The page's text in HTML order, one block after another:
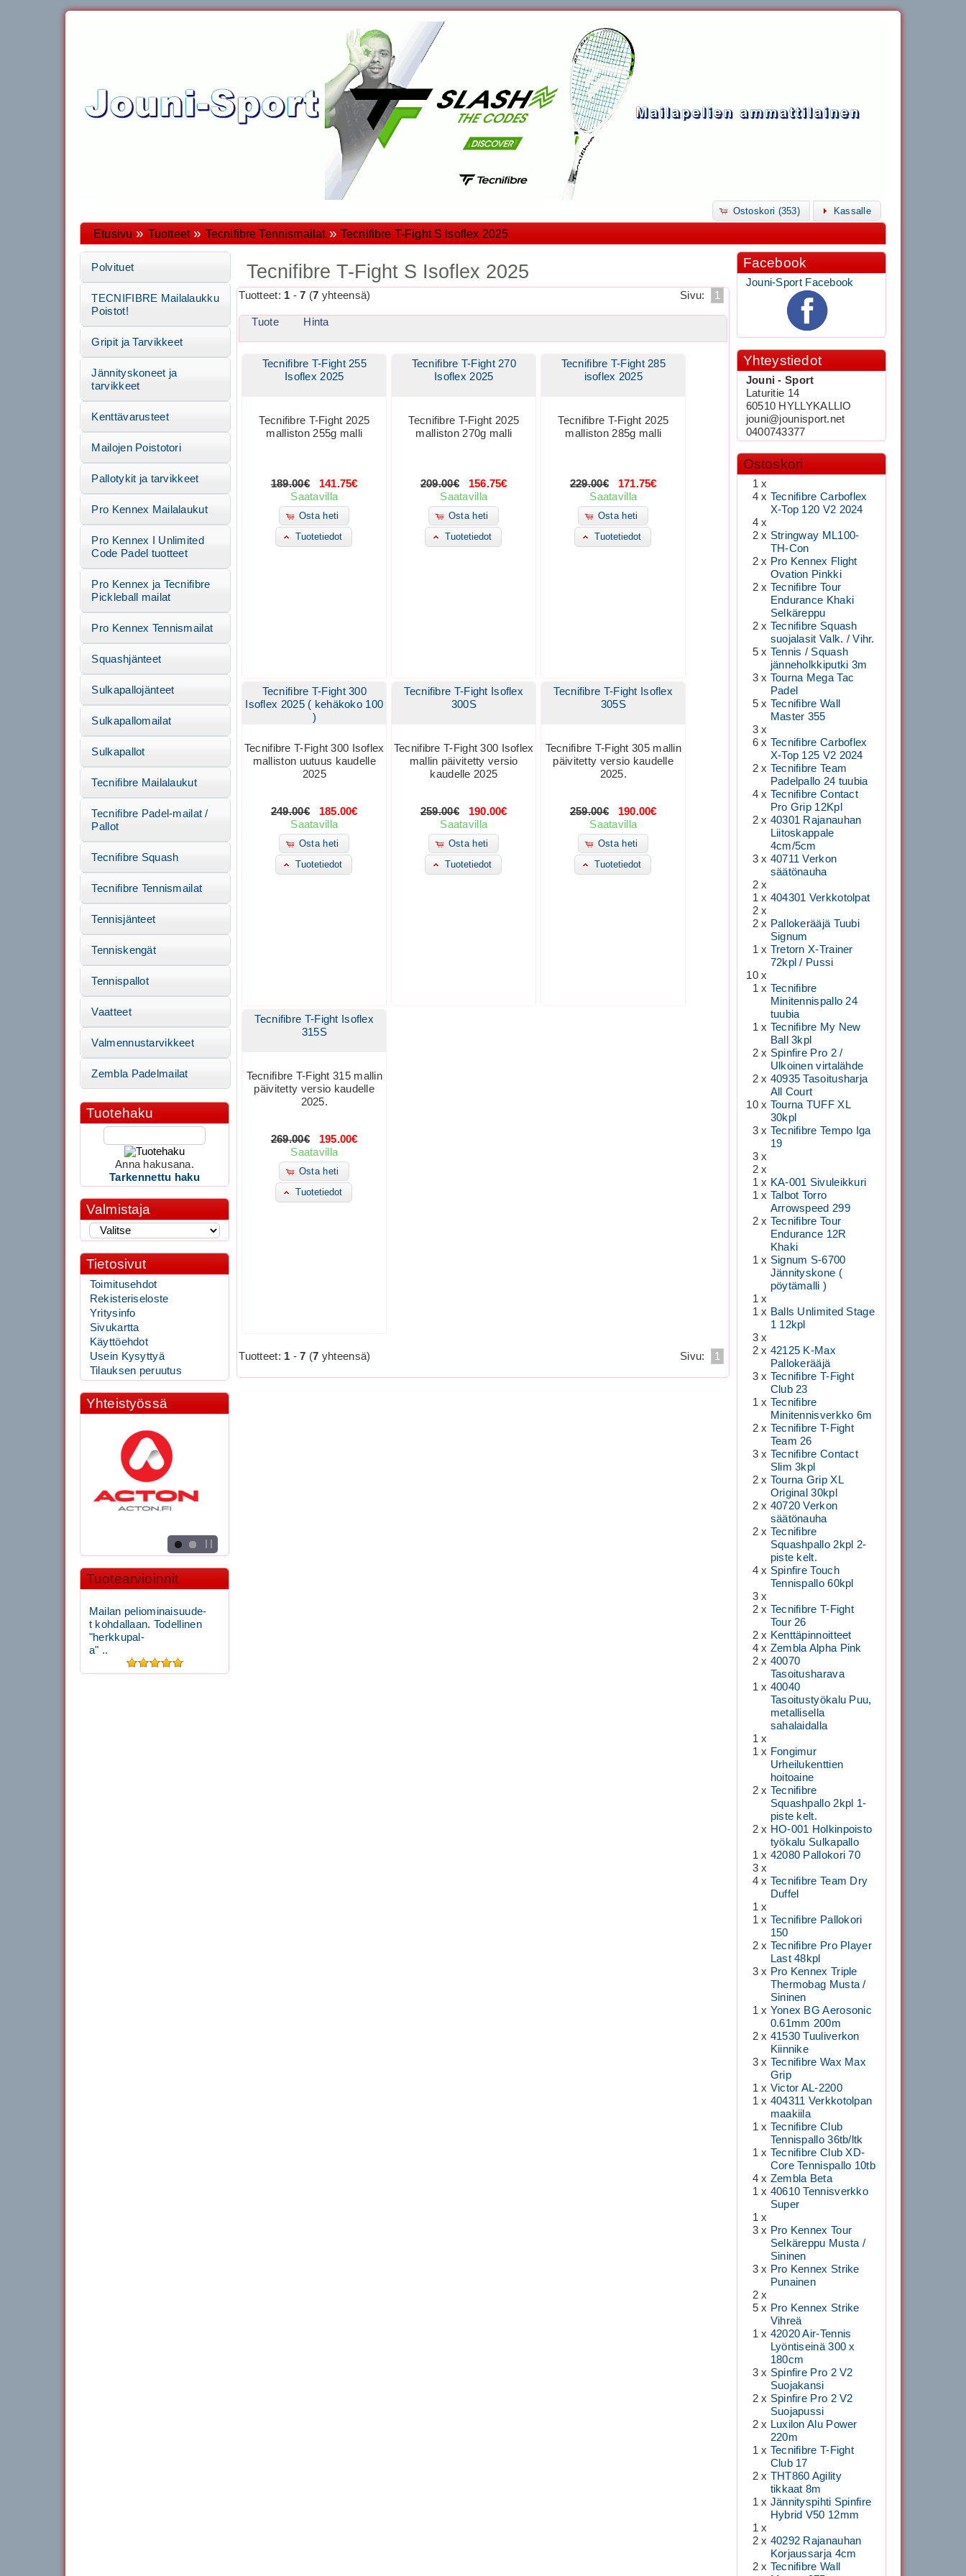
Ostoskori (353) Kassalle
Etusivu » Tuotteet» Tecnifibre Tennismailat» Tecnifibre T-Fight S Isoflex 2025
Tecnifibre T-Fight S Isoflex 2025
Sivu: 1
Tuotteet: 1 -7 (7 yhteensä)
Tuote Hinta
Tecnifibre T-Fight 255
Isoflex 2025
Tecnifibre T-Fight 2025
malliston 255g malli
189.00€
141.75€
Saatavilla
Osta heti
Tuotetiedot
Tecnifibre T-Fight 270
Isoflex 2025
Tecnifibre T-Fight 2025
malliston 270g malli
209.00€
156.75€
Saatavilla
Osta heti
Tuotetiedot
Tecnifibre T-Fight 285
isoflex 2025
Tecnifibre T-Fight 2025
malliston 285g malli
229.00€
171.75€
Saatavilla
Osta heti
Tuotetiedot
Tecnifibre T-Fight 300
Isoflex 2025 ( kehäkoko 100
)
Tecnifibre T-Fight 300 Isoflex
malliston uutuus kaudelle
2025
249.00€
185.00€
Saatavilla
Osta heti
Tuotetiedot
Tecnifibre T-Fight Isoflex
300S
Tecnifibre T-Fight 300 Isoflex
mallin päivitetty versio
kaudelle 2025
259.00€
190.00€
Saatavilla
Osta heti
Tuotetiedot
Tecnifibre T-Fight Isoflex
305S
Tecnifibre T-Fight 305 mallin
päivitetty versio kaudelle
2025.
259.00€
190.00€
Saatavilla
Osta heti
Tuotetiedot
Tecnifibre T-Fight Isoflex
315S
Tecnifibre T-Fight 315 mallin
päivitetty versio kaudelle
2025.
269.00€
195.00€
Saatavilla
Osta heti
Tuotetiedot
Sivu: 1
Tuotteet: 1 -7 (7 yhteensä)
Polvituet
TECNIFIBRE Mailalaukku
Poistot!
Gripit ja Tarvikkeet
Jännityskoneet ja
tarvikkeet
Kenttävarusteet
Mailojen Poistotori
Pallotykit ja tarvikkeet
Pro Kennex Mailalaukut
Pro Kennex I Unlimited
Code Padel tuotteet
Pro Kennex ja Tecnifibre
Pickleball mailat
Pro Kennex Tennismailat
Squashjänteet
Sulkapallojänteet
Sulkapallomailat
Sulkapallot
Tecnifibre Mailalaukut
Tecnifibre Padel-mailat /
Pallot
Tecnifibre Squash
Tecnifibre Tennismailat
Tennisjänteet
Tenniskengät
Tennispallot
Vaatteet
Valmennustarvikkeet
Zembla Padelmailat
Tuotehaku
Anna hakusana.
Tarkennettu haku
Valmistaja
Tietosivut
Toimitusehdot
Rekisteriseloste
Yritysinfo
Sivukartta
Käyttöehdot
Usein Kysyttyä
Tilauksen peruutus
Yhteistyössä
Tuotearvioinnit
Mailan peliominaisuude-
t kohdallaan. Todellinen
"herkkupal-
a" ..
Facebook
Jouni-Sport Facebook
Yhteystiedot
Jouni - Sport
Laturitie 14
60510 HYLLYKALLIO
jouni@jounisport.net
0400743377
Ostoskori
1 x
4 x Tecnifibre Carboflex
X-Top 120 V2 2024
4 x
2 x Stringway ML100-
TH-Con
2 x Pro Kennex Flight
Ovation Pinkki
2 x Tecnifibre Tour
Endurance Khaki
Selkäreppu
2 x Tecnifibre Squash
suojalasit Valk. / Vihr.
5 x Tennis / Squash
jänneholkkiputki 3m
3 x Tourna Mega Tac
Padel
5 x Tecnifibre Wall
Master 355
3 x
6 x Tecnifibre Carboflex
X-Top 125 V2 2024
2 x Tecnifibre Team
Padelpallo 24 tuubia
4 x Tecnifibre Contact
Pro Grip 12Kpl
2 x 40301 Rajanauhan
Liitoskappale
4cm/5cm
3 x 40711 Verkon
säätönauha
2 x
1 x 404301 Verkkotolpat
2 x
2 x Pallokerääjä Tuubi
Signum
1 x Tretorn X-Trainer
72kpl / Pussi
10 x
1 x Tecnifibre
Minitennispallo 24
tuubia
1 x Tecnifibre My New
Ball 3kpl
2 x Spinfire Pro 2 /
Ulkoinen virtalähde
2 x 40935 Tasoitusharja
All Court
10 x Tourna TUFF XL
30kpl
3 x Tecnifibre Tempo Iga
19
3 x
2 x
1 x KA-001 Sivuleikkuri
1 x Talbot Torro
Arrowspeed 299
2 x Tecnifibre Tour
Endurance 12R
Khaki
1 x Signum S-6700
Jännityskone (
pöytämalli )
1 x
1 x Balls Unlimited Stage
1 12kpl
3 x
2 x 42125 K-Max
Pallokerääjä
3 x Tecnifibre T-Fight
Club 23
1 x Tecnifibre
Minitennisverkko 6m
2 x Tecnifibre T-Fight
Team 26
3 x Tecnifibre Contact
Slim 3kpl
2 x Tourna Grip XL
Original 30kpl
2 x 40720 Verkon
säätönauha
2 x Tecnifibre
Squashpallo 2kpl 2-
piste kelt.
4 x Spinfire Touch
Tennispallo 60kpl
3 x
2 x Tecnifibre T-Fight
Tour 26
2 x Kenttäpinnoitteet
4 x Zembla Alpha Pink
2 x 40070
Tasoitusharava
1 x 40040
Tasoitustyökalu Puu,
metallisella
sahalaidalla
1 x
1 x Fongimur
Urheilukenttien
hoitoaine
2 x Tecnifibre
Squashpallo 2kpl 1-
piste kelt.
2 x HO-001 Holkinpoisto
työkalu Sulkapallo
1 x 42080 Pallokori 70
3 x
4 x Tecnifibre Team Dry
Duffel
1 x
1 x Tecnifibre Pallokori
150
2 x Tecnifibre Pro Player
Last 48kpl
3 x Pro Kennex Triple
Thermobag Musta /
Sininen
1 x Yonex BG Aerosonic
0.61mm 200m
2 x 41530 Tuuliverkon
Kiinnike
3 x Tecnifibre Wax Max
Grip
1 x Victor AL-2200
1 x 404311 Verkkotolpan
maakiila
1 x Tecnifibre Club
Tennispallo 36tb/ltk
1 x Tecnifibre Club XD-
Core Tennispallo 10tb
4 x Zembla Beta
1 x 40610 Tennisverkko
Super
1 x
3 x Pro Kennex Tour
Selkäreppu Musta /
Sininen
3 x Pro Kennex Strike
Punainen
2 x
5 x Pro Kennex Strike
Vihreä
1 x 42020 Air-Tennis
Lyöntiseinä 300 x
180cm
3 x Spinfire Pro 2 V2
Suojakansi
2 x Spinfire Pro 2 V2
Suojapussi
2 x Luxilon Alu Power
220m
1 x Tecnifibre T-Fight
Club 17
2 x THT860 Agility
tikkaat 8m
1 x Jännityspihti Spinfire
Hybrid V50 12mm
1 x
2 x 40292 Rajanauhan
Korjaussarja 4cm
2 x Tecnifibre Wall